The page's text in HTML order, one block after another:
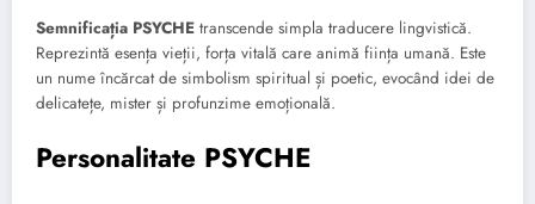
Semnificația PSYCHE transcende simpla traducere lingvistică.
Reprezintă esența vieții, forța vitală care animă ființa umană. Este
un nume încărcat de simbolism spiritual și poetic, evocând idei de
delicatețe, mister și profunzime emoțională.
Personalitate PSYCHE